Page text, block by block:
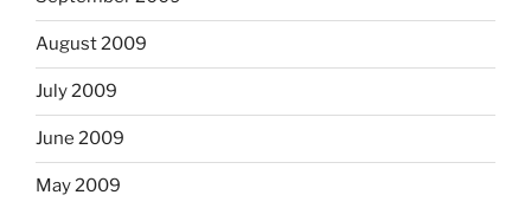
August 2009
July 2009
June 2009
May 2009